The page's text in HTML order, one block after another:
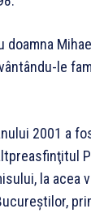
le
2001 a
la acea